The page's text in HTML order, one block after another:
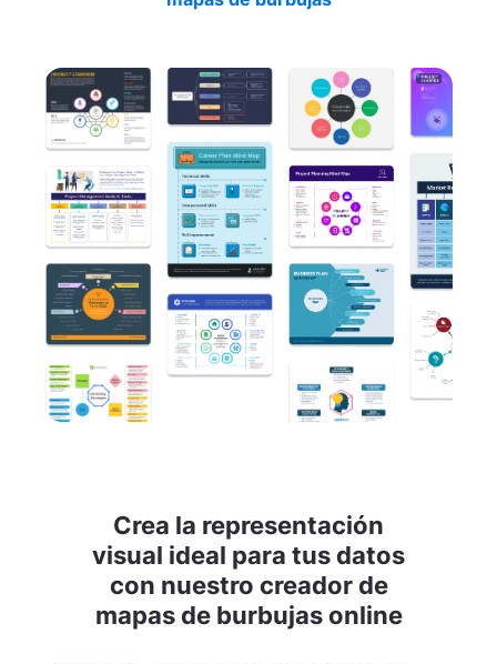
Crea la representación
visual ideal para tus datos
con nuestro creador de
mapas de burbujas online